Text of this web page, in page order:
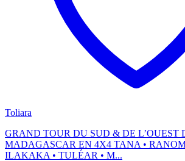
Toliara
GRAND TOUR DU SUD & DE L’OUEST
MADAGASCAR EN 4X4 TANA •
ILAKAKA • TULÉAR • M...